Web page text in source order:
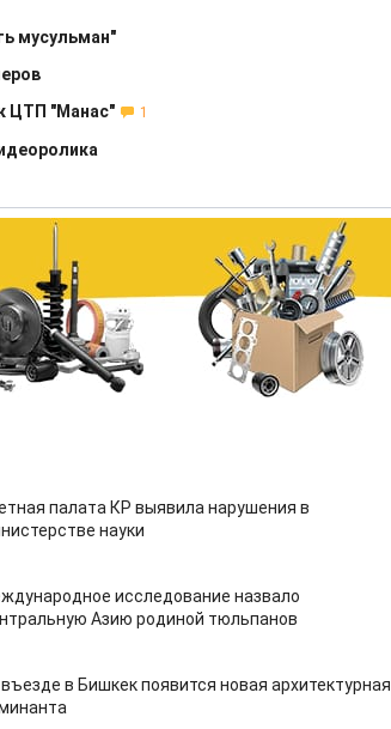
мусульман"
ЦТП "Манас"
1
палата КР выявила нарушения в
науки
исследование назвало
Азию родиной тюльпанов
в Бишкек появится новая архитектурная